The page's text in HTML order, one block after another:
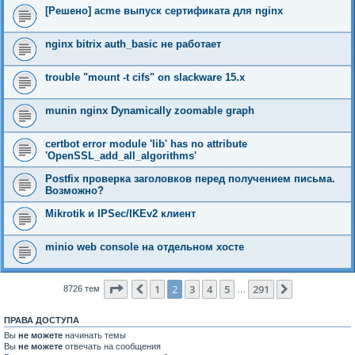
[Решено] acme выпуск сертификата для nginx
nginx bitrix auth_basic не работает
trouble "mount -t cifs" on slackware 15.x
munin nginx Dynamically zoomable graph
certbot error module 'lib' has no attribute
'OpenSSL_add_all_algorithms'
Postfix проверка заголовков перед получением письма.
Возможно?
Mikrotik и IPSec/IKEv2 клиент
minio web console на отдельном хосте
8726 тем Страница2 из 291
Пред.
1 2 3 4 5 291
ПРАВА ДОСТУПА
Вы не можете начинать темы
Вы не можете отвечать на сообщения